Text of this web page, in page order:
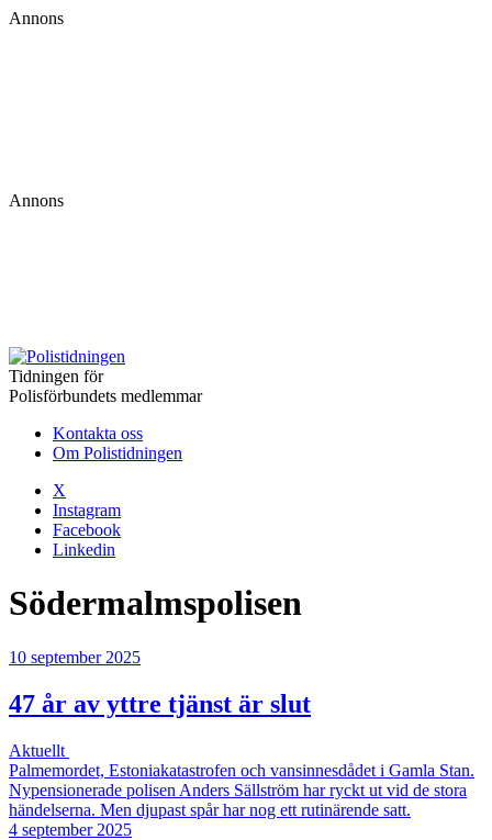
Annons
Annons
Tidningen för
Polisförbundets medlemmar
Kontakta oss
Om Polistidningen
X
Instagram
Facebook
Linkedin
Södermalmspolisen
10 september 2025
47 år av yttre tjänst är slut
Aktuellt
Palmemordet, Estoniakatastrofen och vansinnesdådet i Gamla Stan.
Nypensionerade polisen Anders Sällström har ryckt ut vid de stora
händelserna. Men djupast spår har nog ett rutinärende satt.
4 september 2025